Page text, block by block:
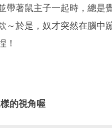
帶著鼠主子一起時，總是
～於是，奴才突然在腦中
！
的視角喔